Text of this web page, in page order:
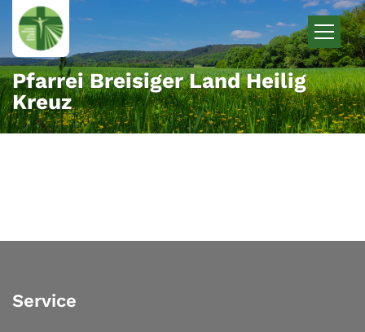
Zum Inhalt springen
Pfarrei Breisiger Land Heilig
Kreuz
Service